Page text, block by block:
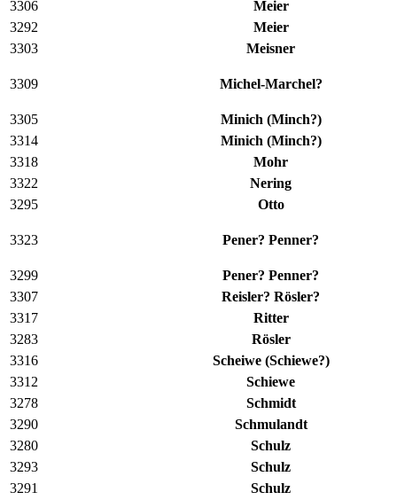
3306
Meier
3292
Meier
3303
Meisner
3309 Michel-Marchel?
3305
Minich (Minch?)
3314
Minich (Minch?)
3318
Mohr
3322
Nering
3295
Otto
3323 Pener? Penner?
3299
Pener? Penner?
3307
Reisler? Rösler?
3317
Ritter
3283
Rösler
3316
Scheiwe (Schiewe?)
3312
Schiewe
3278
Schmidt
3290
Schmulandt
3280
Schulz
3293
Schulz
3291
Schulz